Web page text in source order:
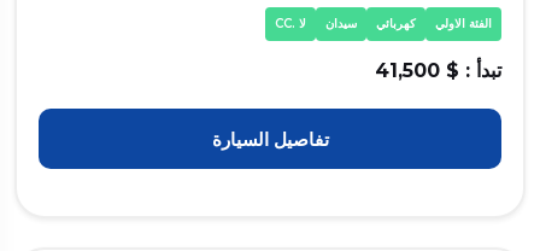
الفئة الاولي كهربائي سيدان لا .CC
تبدأ : $ 41,500
تفاصيل السيارة